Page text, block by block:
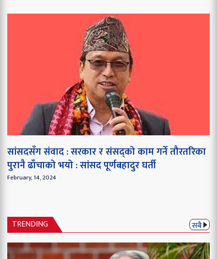
सांसदसँग संवाद : सरकार र संसद्को काम गर्ने तौरतरिका
पुरानै ढाँचाको भयो : सांसद पूर्णबहादुर घर्ती
February, 14, 2024
TRENDING सबै